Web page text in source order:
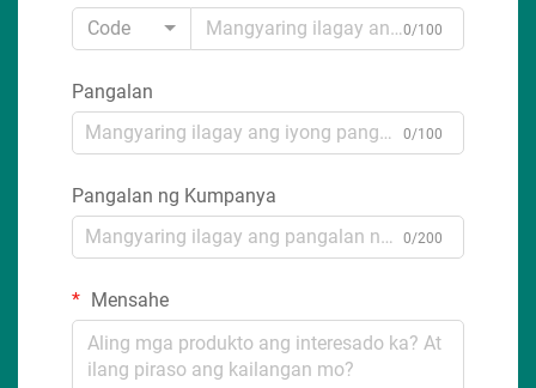
Code
0/100
Pangalan
0/100
Pangalan ng Kumpanya
0/200
Mensahe